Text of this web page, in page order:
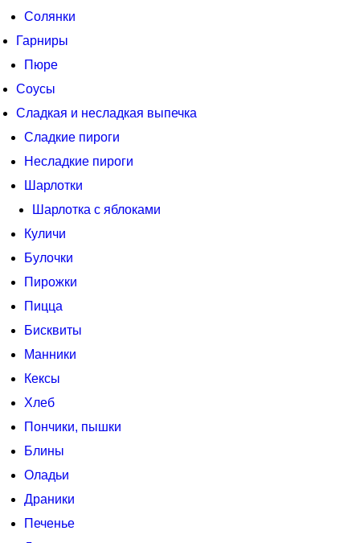
Солянки
Гарниры
Пюре
Соусы
Сладкая и несладкая выпечка
Сладкие пироги
Несладкие пироги
Шарлотки
Шарлотка с яблоками
Куличи
Булочки
Пирожки
Пицца
Бисквиты
Манники
Кексы
Хлеб
Пончики, пышки
Блины
Оладьи
Драники
Печенье